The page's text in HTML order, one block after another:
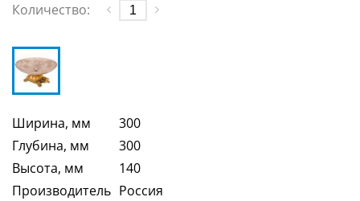
Количество:
Ширина, мм
300
Глубина, мм
300
Высота, мм
140
Производитель Россия